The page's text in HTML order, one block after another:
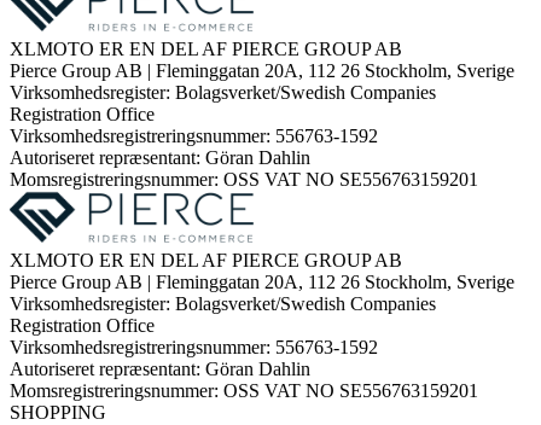
XLMOTO ER EN DEL AF PIERCE GROUP AB
Pierce Group AB | Fleminggatan 20A, 112 26 Stockholm, Sverige
Virksomhedsregister: Bolagsverket/Swedish Companies
Registration Office
Virksomhedsregistreringsnummer: 556763-1592
Autoriseret repræsentant: Göran Dahlin
Momsregistreringsnummer: OSS VAT NO SE556763159201
XLMOTO ER EN DEL AF PIERCE GROUP AB
Pierce Group AB | Fleminggatan 20A, 112 26 Stockholm, Sverige
Virksomhedsregister: Bolagsverket/Swedish Companies
Registration Office
Virksomhedsregistreringsnummer: 556763-1592
Autoriseret repræsentant: Göran Dahlin
Momsregistreringsnummer: OSS VAT NO SE556763159201
SHOPPING